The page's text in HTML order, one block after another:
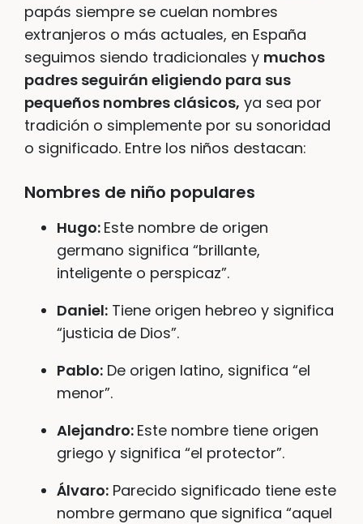
papás siempre se cuelan nombres
extranjeros o más actuales, en España
seguimos siendo tradicionales y muchos
padres seguirán eligiendo para sus
pequeños nombres clásicos, ya sea por
tradición o simplemente por su sonoridad
o significado. Entre los niños destacan:
Nombres de niño populares
Hugo: Este nombre de origen
germano significa “brillante,
inteligente o perspicaz”.
Daniel: Tiene origen hebreo y significa
“justicia de Dios”.
Pablo: De origen latino, significa “el
menor”.
Alejandro: Este nombre tiene origen
griego y significa “el protector”.
Álvaro: Parecido significado tiene este
nombre germano que significa “aquel